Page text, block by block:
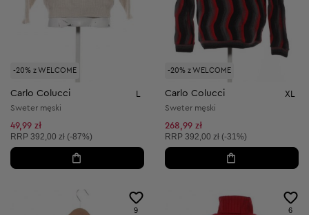
-20% z WELCOME
Carlo Colucci L
Sweter męski
49,99 zł
Cena sugerowana:
RRP 392,00 zł (-87%)
-20% z WELCOME
Carlo Colucci XL
Sweter męski
268,99 zł
Cena sugerowana:
RRP 392,00 zł (-31%)
9 6